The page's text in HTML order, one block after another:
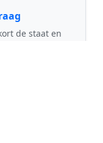
de staat en